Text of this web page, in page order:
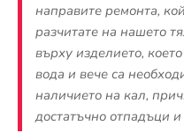
направите ремонта,
разчитате на нашето
върху изделието,
вода и вече са
наличието на кал,
достатъчно отпадъци